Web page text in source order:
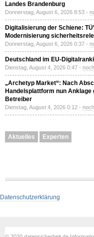
Landes Brandenburg
Donnerstag, August 6, 2026 8:53 -
Digitalisierung der Schiene:
Modernisierung
Donnerstag, August 6, 2026 0:37 -
Deutschland im EU-
Dienstag, August 4, 2026 0:47 -
„Archetyp Market“: Nach
Handelsplattform nun Anklage
Betreiber
Dienstag, August 4, 2026 0:12 -
Aktuelles Experten
Datenschutzerklärung